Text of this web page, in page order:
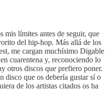
mis límites antes de seguir, que
del hip-hop. Más allá de los
me cargan muchísimo Digable
cuarentena y, reconociendo lo
otros discos que prefiero poner.
disco que os debería gustar sí o
de los artistas citados os ha